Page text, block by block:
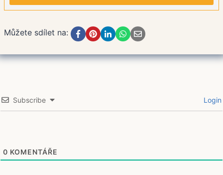
Můžete sdílet na:
Subscribe Login
0 KOMENTÁŘE